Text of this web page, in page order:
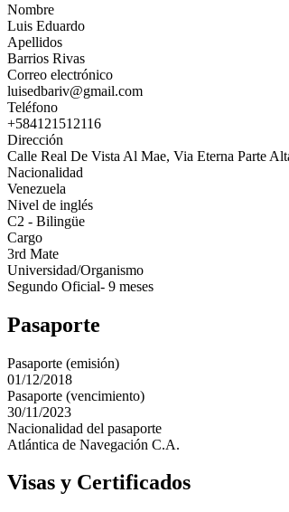
Nombre
Luis Eduardo
Apellidos
Barrios Rivas
Correo electrónico
luisedbariv@gmail.com
Teléfono
+584121512116
Dirección
Calle Real De Vista Al Mae, Via Eterna Parte
Nacionalidad
Venezuela
Nivel de inglés
C2 - Bilingüe
Cargo
3rd Mate
Universidad/Organismo
Segundo Oficial- 9 meses
Pasaporte
Pasaporte (emisión)
01/12/2018
Pasaporte (vencimiento)
30/11/2023
Nacionalidad del pasaporte
Atlántica de Navegación C.A.
Visas y Certificados